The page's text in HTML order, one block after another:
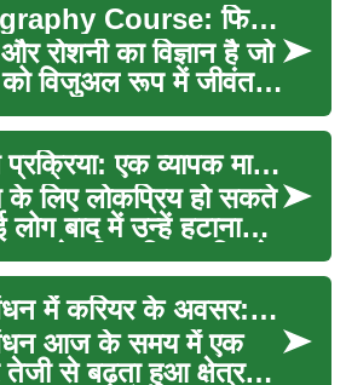
Cinematography Course: फिल्म निर्माण के लिए विस्तृत मार्गदर्शिका
रोशनी का विज्ञान है जो
को विजुअल रूप में जीवंत
Cinematography
टैटू हटाने की प्रक्रिया: एक व्यापक मार्गदर्शिका
लिए लोकप्रिय हो सकते
बाद में उन्हें हटाना
की प्रक्रिया पिछले
अपशिष्ट प्रबंधन में करियर के अवसर: एक विस्तृत मार्गदर्शिका
आज के समय में एक
तेजी से बढ़ता हुआ क्षेत्र